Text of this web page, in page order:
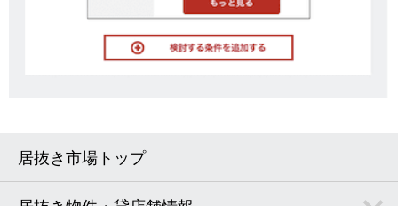
居抜き市場トップ